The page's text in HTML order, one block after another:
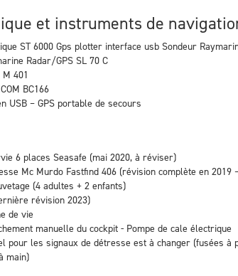
et instruments de
ST 6000 Gps plotter interface usb Sondeur
Radar/GPS SL 70 C
401
BC166
USB – GPS portable de secours
6 places Seasafe (mai 2020, à réviser)
Mc Murdo Fastfind 406 (révision complète en 2019
(4 adultes + 2 enfants)
révision 2023)
de vie
manuelle du cockpit - Pompe de cale électrique
pour les signaux de détresse est à changer (fusées à
main)